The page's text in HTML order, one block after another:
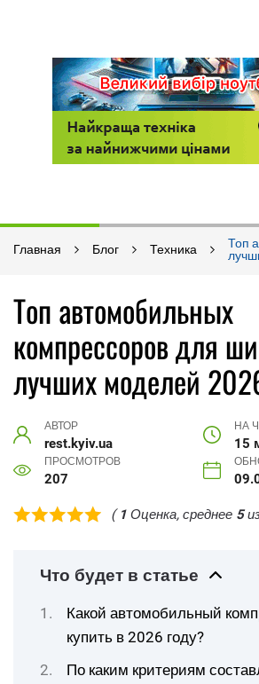
Главная Блог Техника
Топ
Топ автомобильных
компрессоров для
лучших моделей
АВТОР
rest.kyiv.ua
НА
15
ПРОСМОТРОВ
207
( 1 Оценка, среднее 5
Что будет в статье
Какой автомобильный
купить в 2026 году?
По каким критериям